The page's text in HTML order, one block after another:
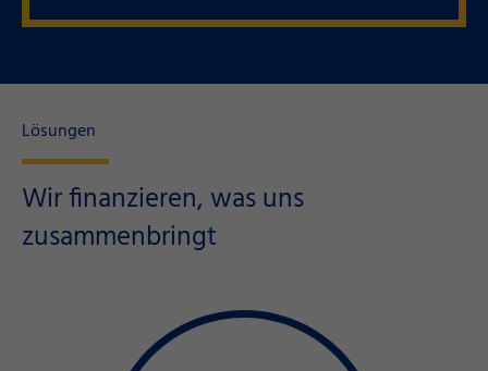
Lösungen
Wir finanzieren, was uns
zusammenbringt